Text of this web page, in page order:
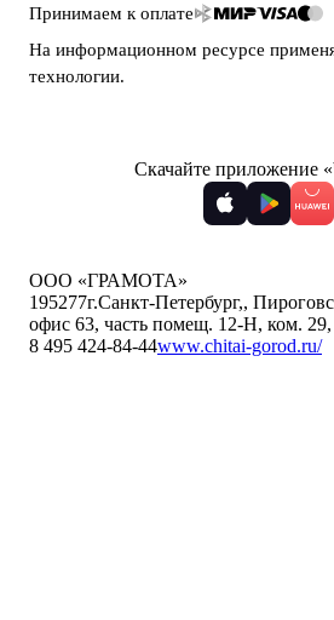
Принимаем к оплате
На информационном ресурсе
технологии.
Скачайте приложение
ООО «ГРАМОТА»
195277г.Санкт-Петербург,,
офис 63, часть помещ. 12-Н, ком. 29,
8 495 424-84-44www.chitai-gorod.ru/